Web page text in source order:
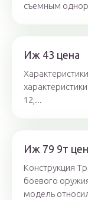
съемным
Иж 43 цена
12,...
Иж 79 9т
Конструкция
боевого
модель